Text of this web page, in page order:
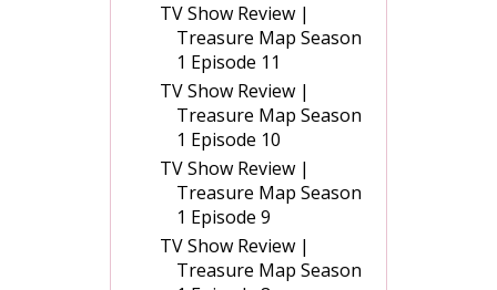
TV Show Review |
Treasure Map Season
1 Episode 11
TV Show Review |
Treasure Map Season
1 Episode 10
TV Show Review |
Treasure Map Season
1 Episode 9
TV Show Review |
Treasure Map Season